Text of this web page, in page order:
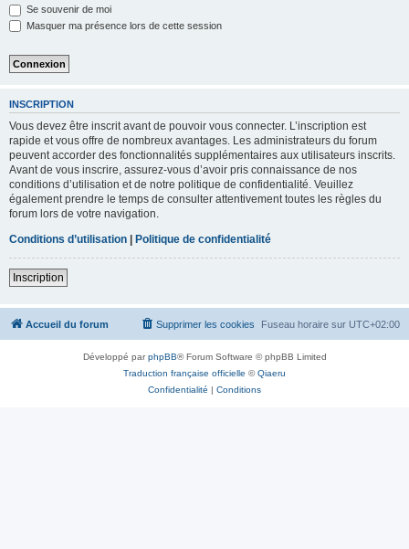
Se souvenir de moi
Masquer ma présence lors de cette session
INSCRIPTION
Vous devez être inscrit avant de pouvoir vous connecter. L’inscription est
rapide et vous offre de nombreux avantages. Les administrateurs du forum
peuvent accorder des fonctionnalités supplémentaires aux utilisateurs inscrits.
Avant de vous inscrire, assurez-vous d’avoir pris connaissance de nos
conditions d’utilisation et de notre politique de confidentialité. Veuillez
également prendre le temps de consulter attentivement toutes les règles du
forum lors de votre navigation.
Conditions d’utilisation | Politique de confidentialité
Inscription
Accueil du forum Fuseau horaire sur UTC+02:00
Supprimer les cookies
Développé parphpBB® Forum Software © phpBB Limited
Traduction française officielle ©Qiaeru
Confidentialité | Conditions